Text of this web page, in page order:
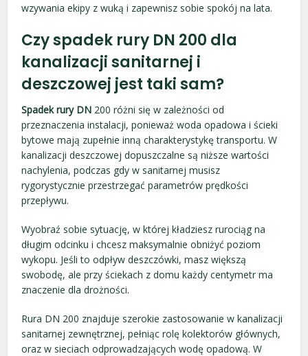
wzywania ekipy z wuką i zapewnisz sobie spokój na lata.
Czy spadek rury DN 200 dla
kanalizacji sanitarnej i
deszczowej jest taki sam?
Spadek rury DN 200 różni się w zależności od
przeznaczenia instalacji, ponieważ woda opadowa i ścieki
bytowe mają zupełnie inną charakterystykę transportu. W
kanalizacji deszczowej dopuszczalne są niższe wartości
nachylenia, podczas gdy w sanitarnej musisz
rygorystycznie przestrzegać parametrów prędkości
przepływu.
Wyobraź sobie sytuację, w której kładziesz rurociąg na
długim odcinku i chcesz maksymalnie obniżyć poziom
wykopu. Jeśli to odpływ deszczówki, masz większą
swobodę, ale przy ściekach z domu każdy centymetr ma
znaczenie dla drożności.
Rura DN 200 znajduje szerokie zastosowanie w kanalizacji
sanitarnej zewnętrznej, pełniąc rolę kolektorów głównych,
oraz w sieciach odprowadzających wodę opadową. W